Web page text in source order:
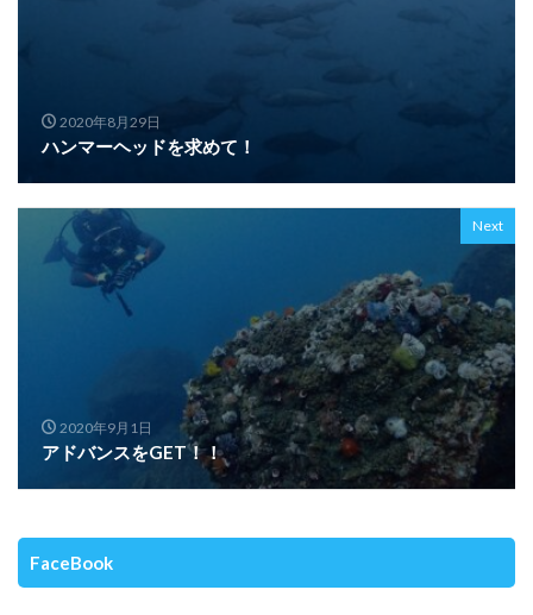
2020年8月29日
ハンマーヘッドを求めて！
Next
2020年9月1日
アドバンスをGET！！
FaceBook